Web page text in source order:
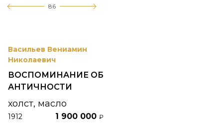
86
Васильев Вениамин
Николаевич
ВОСПОМИНАНИЕ ОБ
АНТИЧНОСТИ
холст, масло
1912 1 900 000 ₽